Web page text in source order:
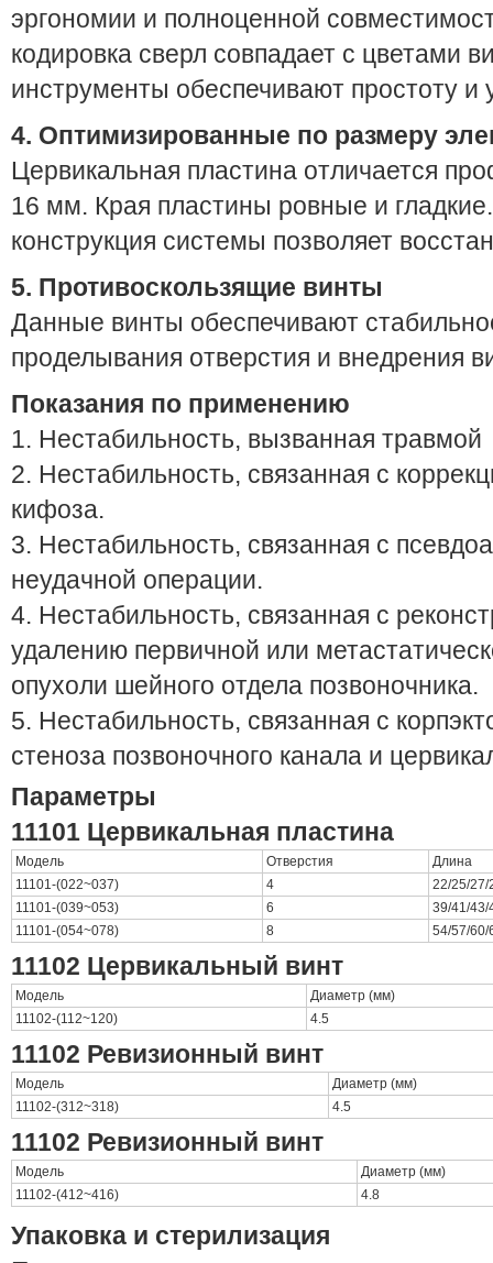
эргономии и полноценной
кодировка сверл совпадает с цветами
инструменты обеспечивают простоту и
4. Оптимизированные по размеру
Цервикальная пластина отличается
16 мм. Края пластины ровные и
конструкция системы позволяет
5. Противоскользящие винты
Данные винты обеспечивают
проделывания отверстия и внедрения
Показания по применению
1. Нестабильность, вызванная травмой
2. Нестабильность, связанная с
кифоза.
3. Нестабильность, связанная с
неудачной операции.
4. Нестабильность, связанная с
удалению первичной или
опухоли шейного отдела позвоночника.
5. Нестабильность, связанная с
стеноза позвоночного канала и
Параметры
11101 Цервикальная пластина
Модель Отверстия
Длина
11101-(022~037)
4
22/25/27/
11101-(039~053)
6
39/41/43/
11101-(054~078)
8 54/57/60/
11102 Цервикальный винт
Модель
Диаметр (мм)
11102-(112~120)
4.5
11102 Ревизионный винт
Модель
Диаметр (мм)
11102-(312~318)
4.5
11102 Ревизионный винт
Модель
Диаметр (мм)
11102-(412~416)
4.8
Упаковка и стерилизация